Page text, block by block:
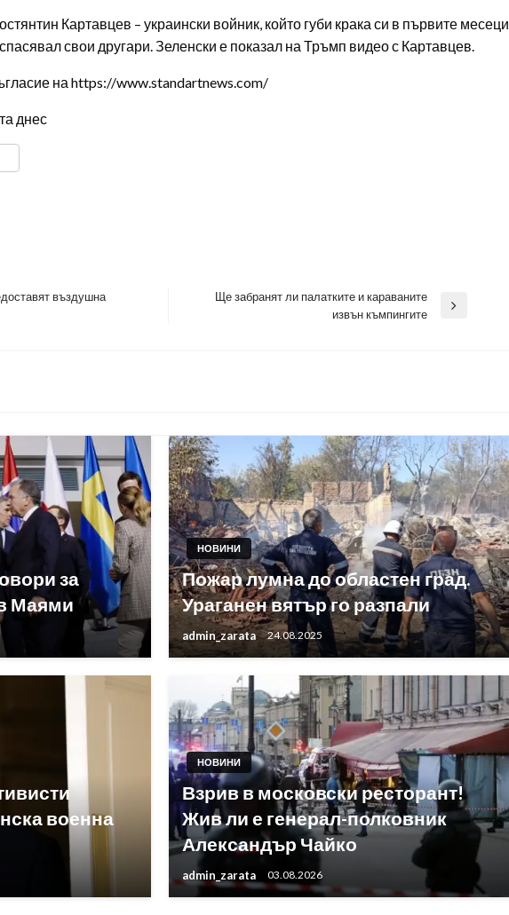
Картавцев – украински войник, който губи крака си в първите месеци
свои другари. Зеленски е показал на Тръмп видео с Картавцев.
на https://www.standartnews.com/
днес
въздушна
Ще забранят ли палатките и караваните
извън къмпингите
за
Маями
НОВИНИ
Пожар лумна до областен град.
Ураганен вятър го разпали
admin_zarata 24.08.2025
военна
НОВИНИ
Взрив в московски ресторант!
Жив ли е генерал-полковник
Александър Чайко
admin_zarata 03.08.2026